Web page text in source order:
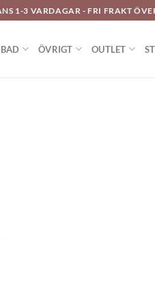
1-3 VARDAGAR - FRI FRAKT
BAD ÖVRIGT OUTLET